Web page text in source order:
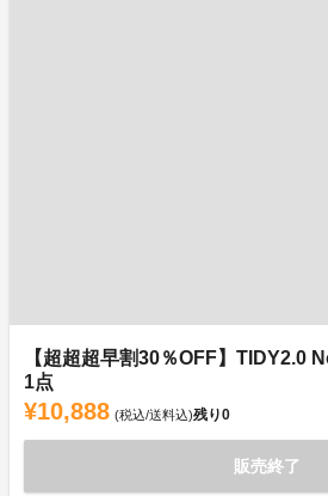
【超超超早割30％OFF】TIDY2.0
1点
¥10,888 (税込/送料込)残り0
販売終了